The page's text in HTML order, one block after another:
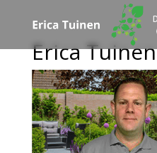
Erica Tuinen